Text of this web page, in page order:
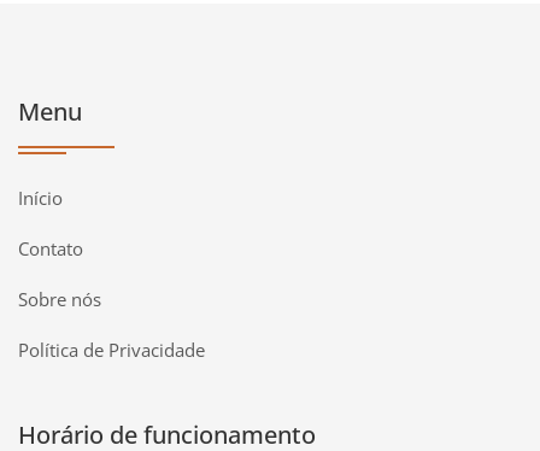
Menu
Início
Contato
Sobre nós
Política de Privacidade
Horário de funcionamento